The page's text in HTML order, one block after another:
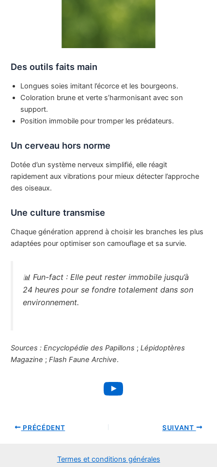
Des outils faits main
Longues soies imitant l’écorce et les bourgeons.
Coloration brune et verte s’harmonisant avec son
support.
Position immobile pour tromper les prédateurs.
Un cerveau hors norme
Dotée d’un système nerveux simplifié, elle réagit
rapidement aux vibrations pour mieux détecter l’approche
des oiseaux.
Une culture transmise
Chaque génération apprend à choisir les branches les plus
adaptées pour optimiser son camouflage et sa survie.
📊 Fun-fact : Elle peut rester immobile jusqu’à
24 heures pour se fondre totalement dans son
environnement.
Sources : Encyclopédie des Papillons ;Lépidoptères
Magazine ;Flash Faune Archive.
YouTube
PRÉCÉDENT SUIVANT
Termes et conditions générales